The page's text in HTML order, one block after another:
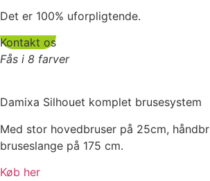
Det er 100% uforpligtende.
Kontakt os
Fås i 8 farver
Damixa Silhouet komplet brusesystem
Med stor hovedbruser på 25cm,
bruseslange på 175 cm.
Køb her